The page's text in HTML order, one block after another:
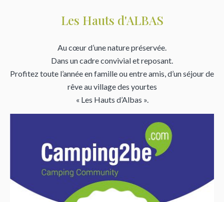
Les Hauts d'ALBAS
Au cœur d’une nature préservée.
Dans un cadre convivial et reposant.
Profitez toute l’année en famille ou entre amis, d’un séjour de
rêve au village des yourtes
« Les Hauts d’Albas ».